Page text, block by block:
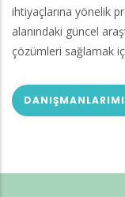
ihtiyaçlarına yönelik
alanındaki güncel
çözümleri sağlamak